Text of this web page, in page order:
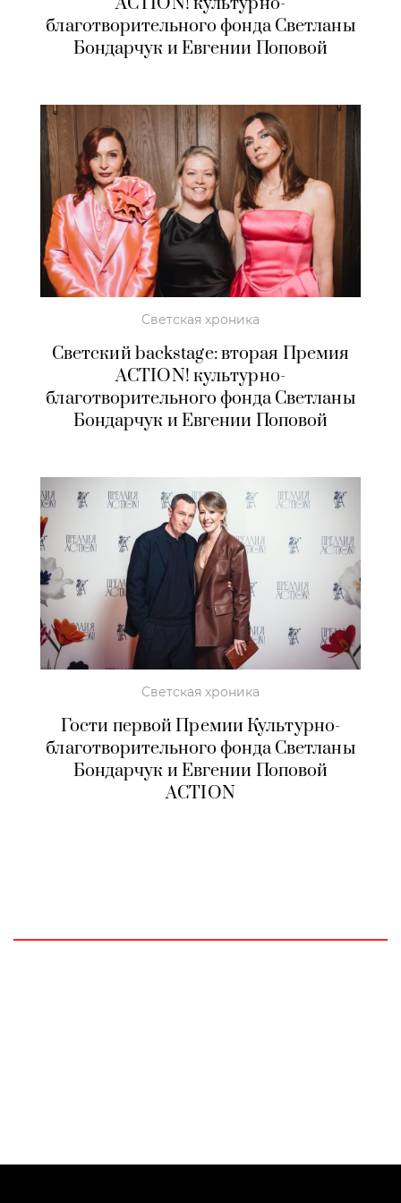
благотворительного фонда Светланы
Бондарчук и Евгении Поповой
Светская хроника
Светский backstage: вторая Премия
ACTION! культурно-
благотворительного фонда Светланы
Бондарчук и Евгении Поповой
Светская хроника
Гости первой Премии Культурно-
благотворительного фонда Светланы
Бондарчук и Евгении Поповой
ACTION